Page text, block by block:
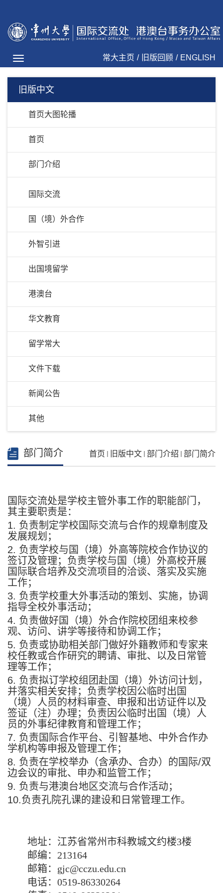
Toggle
navigation
ENGLISH
/
旧版回顾
/
常大主页
旧版中文
首页大图轮播
首页
部门介绍
国际交流
国（境）外合作
外智引进
出国境留学
港澳台
华文教育
留学常大
文件下载
新闻公告
其他
部门简介 首页 旧版中文 部门介绍 部门简介
国际交流处是学校主管外事工作的职能部门，
其主要职责是：
1. 负责制定学校国际交流与合作的规章制度及
发展规划；
2. 负责学校与国（境）外高等院校合作协议的
签订及管理；负责学校与国（境）外高校开展
国际联合培养及交流项目的洽谈、落实及实施
工作；
3. 负责学校重大外事活动的策划、实施，协调
指导全校外事活动；
4. 负责做好国（境）外合作院校团组来校参
观、访问、讲学等接待和协调工作；
5. 负责或协助相关部门做好外籍教师和专家来
校任教或合作研究的聘请、审批、以及日常管
理等工作；
6. 负责拟订学校组团赴国（境）外访问计划，
并落实相关安排；负责学校因公临时出国
（境）人员的材料审查、申报和出访证件以及
签证（注）办理；负责因公临时出国（境）人
员的外事纪律教育和管理工作；
7. 负责国际合作平台、引智基地、中外合作办
学机构等申报及管理工作；
8. 负责在学校举办（含承办、合办）的国际/双
边会议的审批、申办和监管工作；
9. 负责与港澳台地区交流与合作活动；
10.负责孔院孔课的建设和日常管理工作。
地址：江苏省常州市科教城文约楼3楼
邮编：213164
邮箱：gjc@cczu.edu.cn
电话：0519-86330264